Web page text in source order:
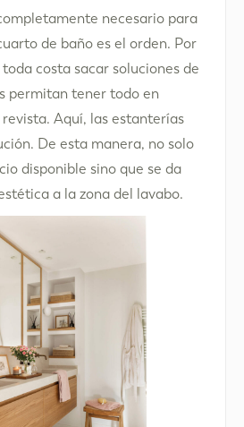
necesario para
de baño es el orden. Por
costa sacar soluciones de
permitan tener todo en
Aquí, las estanterías
De esta manera, no solo
disponible sino que se da
a la zona del lavabo.